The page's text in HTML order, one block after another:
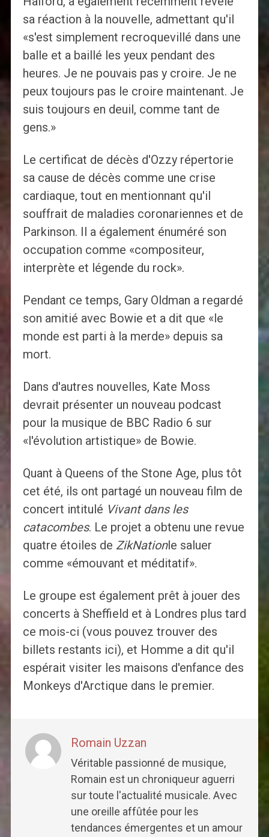
sa réaction à la nouvelle, admettant qu'il
«s'est simplement recroquevillé dans une
balle et a baillé les yeux pendant des
heures. Je ne pouvais pas y croire. Je ne
peux toujours pas le croire maintenant. Je
suis toujours en deuil, comme tant de
gens.»
Le certificat de décès d'Ozzy répertorie
sa cause de décès comme une crise
cardiaque, tout en mentionnant qu'il
souffrait de maladies coronariennes et de
Parkinson. Il a également énuméré son
occupation comme «compositeur,
interprète et légende du rock».
Pendant ce temps, Gary Oldman a regardé
son amitié avec Bowie et a dit que «le
monde est parti à la merde» depuis sa
mort.
Dans d'autres nouvelles, Kate Moss
devrait présenter un nouveau podcast
pour la musique de BBC Radio 6 sur
«l'évolution artistique» de Bowie.
Quant à Queens of the Stone Age, plus tôt
cet été, ils ont partagé un nouveau film de
concert intitulé Vivant dans les
catacombes. Le projet a obtenu une revue
quatre étoiles de ZikNationle saluer
comme «émouvant et méditatif».
Le groupe est également prêt à jouer des
concerts à Sheffield et à Londres plus tard
ce mois-ci (vous pouvez trouver des
billets restants ici), et Homme a dit qu'il
espérait visiter les maisons d'enfance des
Monkeys d'Arctique dans le premier.
Romain Uzzan
Véritable passionné de musique,
Romain est un chroniqueur aguerri
sur toute l'actualité musicale. Avec
une oreille affûtée pour les
tendances émergentes et un amour